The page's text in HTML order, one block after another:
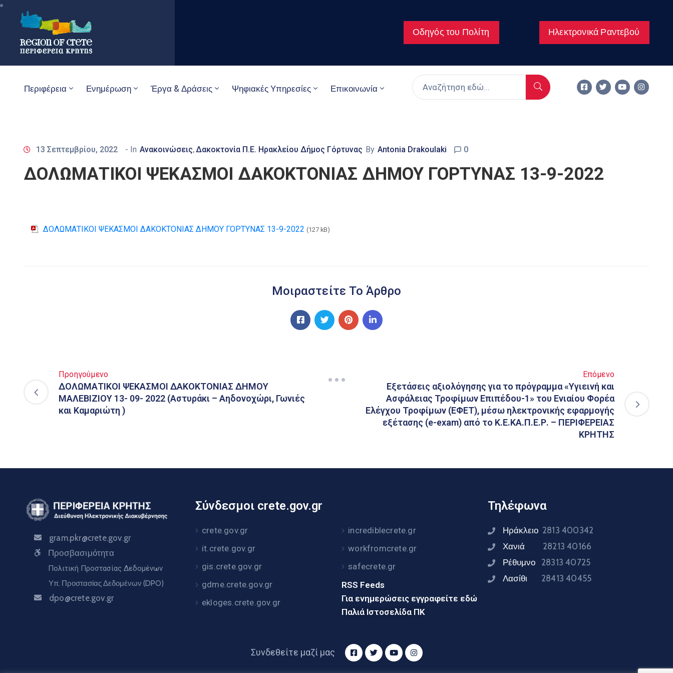
Οδηγός του Πολίτη Ηλεκτρονικά Ραντεβού
Περιφέρεια Ενημέρωση Έργα & Δράσεις Ψηφιακές Υπηρεσίες Επικοινωνία
13 Σεπτεμβρίου, 2022 - In Ανακοινώσεις‚ Δακοκτονία Π.Ε. Ηρακλείου Δήμος Γόρτυνας By Antonia Drakoulaki 0
ΔΟΛΩΜΑΤΙΚΟΙ ΨΕΚΑΣΜΟΙ ΔΑΚΟΚΤΟΝΙΑΣ ΔΗΜΟΥ ΓΟΡΤΥΝΑΣ 13-9-2022
ΔΟΛΩΜΑΤΙΚΟΙ ΨΕΚΑΣΜΟΙ ΔΑΚΟΚΤΟΝΙΑΣ ΔΗΜΟΥ ΓΟΡΤΥΝΑΣ 13-9-2022 (127 kB)
Μοιραστείτε Το Άρθρο
Προηγούμενο
ΔΟΛΩΜΑΤΙΚΟΙ ΨΕΚΑΣΜΟΙ ΔΑΚΟΚΤΟΝΙΑΣ ΔΗΜΟΥ
ΜΑΛΕΒΙΖΙΟΥ 13- 09- 2022 (Αστυράκι – Αηδονοχώρι, Γωνιές
και Καμαριώτη )
Επόμενο
Εξετάσεις αξιολόγησης για το πρόγραμμα «Υγιεινή και
Ασφάλειας Τροφίμων Επιπέδου-1» του Ενιαίου Φορέα
Ελέγχου Τροφίμων (ΕΦΕΤ), μέσω ηλεκτρονικής εφαρμογής
εξέτασης (e-exam) από το Κ.Ε.ΚΑ.Π.Ε.Ρ. – ΠΕΡΙΦΕΡΕΙΑΣ
ΚΡΗΤΗΣ
gram.pkr@crete.gov.gr
Προσβασιμότητα
Πολιτική Προστασίας Δεδομένων
Υπ. Προστασίας Δεδομένων (DPO)
dpo@crete.gov.gr
Σύνδεσμοι crete.gov.gr
crete.gov.gr
it.crete.gov.gr
gis.crete.gov.gr
gdme.crete.gov.gr
ekloges.crete.gov.gr
incrediblecrete.gr
workfromcrete.gr
safecrete.gr
RSS Feeds
Για ενημερώσεις εγγραφείτε εδώ
Παλιά Ιστοσελίδα ΠΚ
Τηλέφωνα
Ηράκλειο 2813 400342
Χανιά 28213 40166
Ρέθυμνο 28313 40725
Λασίθι 28413 40455
Συνδεθείτε μαζί μας